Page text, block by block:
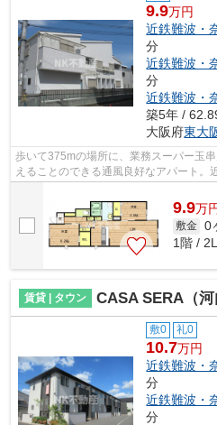
9.9万円
近鉄難波・
分
近鉄難波・
分
近鉄難波・
築5年 /
大阪府東大
歩いて375mの場所に、業務スーパー玉
えることのできる通風良好なアパート。
き先によって経路を選べる物件です。こ
9.9万
敷金 0
1階 /
賃貸 | タウン CASA SERA（河
敷0 礼0
10.7万円
近鉄難波・
分
近鉄難波・
分